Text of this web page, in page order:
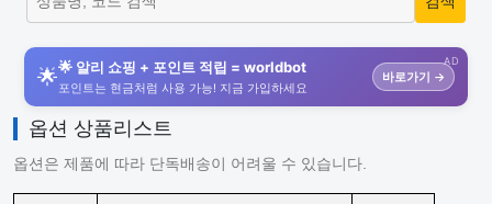
AD
🌟🌟 알리 쇼핑 + 포인트 적립 = worldbot
포인트는 현금처럼 사용 가능! 지금 가입하세요
바로가기 →
옵션 상품리스트
옵션은 제품에 따라 단독배송이 어려울 수 있습니다.